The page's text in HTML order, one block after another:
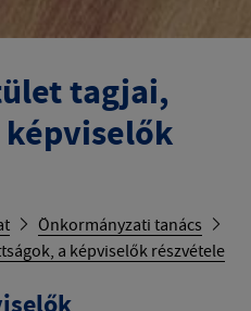
tagjai,
Önkormányzati tanács
a képviselők részvétele